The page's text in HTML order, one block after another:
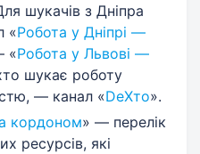
шукачів з Дніпра
«Робота у Дніпрі —
«Робота у Львові —
шукає роботу
— канал «DeXто».
кордоном» — перелік
ресурсів, які